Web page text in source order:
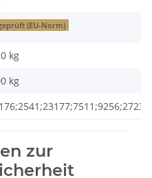
(EU-Norm)
kg
kg
zur